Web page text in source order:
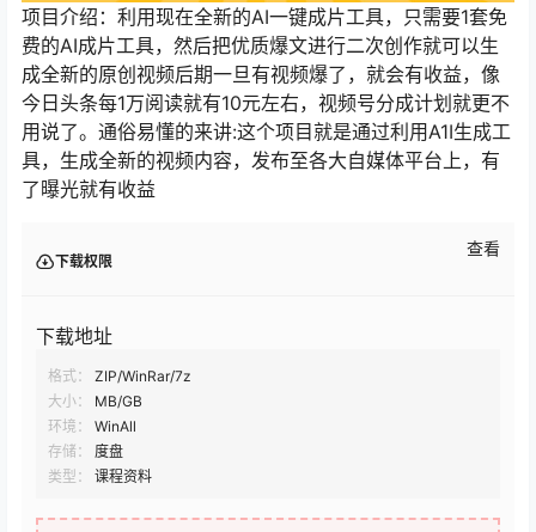
项目介绍：利用现在全新的AI一键成片工具，只需要1套免
费的AI成片工具，然后把优质爆文进行二次创作就可以生
成全新的原创视频后期一旦有视频爆了，就会有收益，像
今日头条每1万阅读就有10元左右，视频号分成计划就更不
用说了。通俗易懂的来讲:这个项目就是通过利用A1I生成工
具，生成全新的视频内容，发布至各大自媒体平台上，有
了曝光就有收益
下载权限
查看
下载地址
格式：
ZIP/WinRar/7z
大小：
MB/GB
环境：
WinAll
存储：
度盘
类型：
课程资料